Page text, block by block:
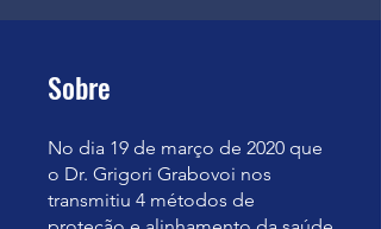
Sobre
No dia 19 de março de 2020 que
o Dr. Grigori Grabovoi nos
transmitiu 4 métodos de